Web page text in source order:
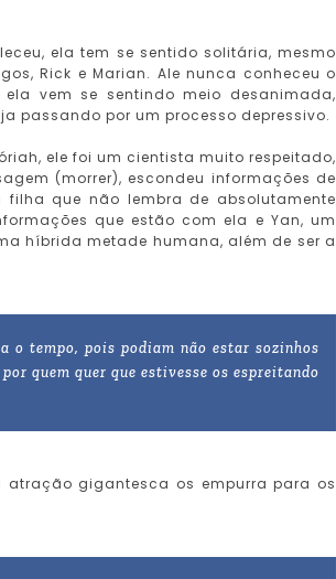
ela tem se sentido solitária, mesmo
Rick e Marian. Ale nunca conheceu o
vem se sentindo meio desanimada,
passando por um processo depressivo.
ele foi um cientista muito respeitado,
(morrer), escondeu informações de
que não lembra de absolutamente
que estão com ela e Yan, um
híbrida metade humana, além de ser a
o tempo, pois podiam não estar sozinhos
quem quer que estivesse os espreitando
atração gigantesca os empurra para os